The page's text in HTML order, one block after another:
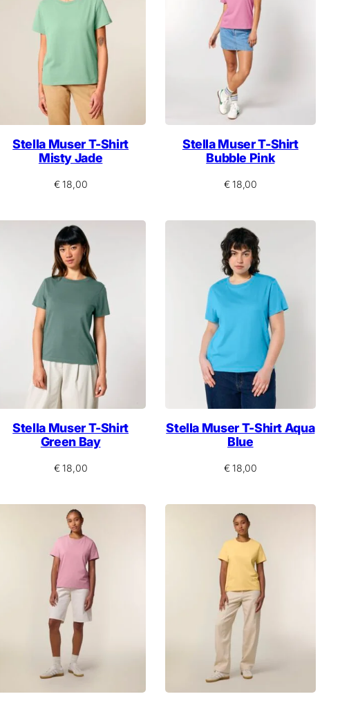
Stella Muser T-Shirt
Misty Jade
€18,00
Stella Muser T-Shirt
Bubble Pink
€18,00
Stella Muser T-Shirt
Green Bay
€18,00
Stella Muser T-Shirt Aqua
Blue
€18,00